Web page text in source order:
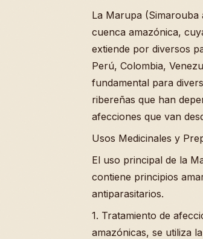
La Marupa (Simarouba
cuenca amazónica,
extiende por diversos
Perú, Colombia,
fundamental para
ribereñas que han
afecciones que van
Usos Medicinales y
El uso principal de la
contiene principios
antiparasitarios.
1. Tratamiento de
amazónicas, se utiliza